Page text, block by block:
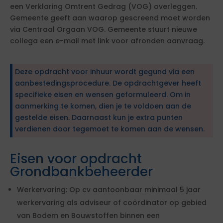
een Verklaring Omtrent Gedrag (VOG) overleggen.
Gemeente geeft aan waarop gescreend moet worden
via Centraal Orgaan VOG. Gemeente stuurt nieuwe
collega een e-mail met link voor afronden aanvraag.
Deze opdracht voor inhuur wordt gegund via een
aanbestedingsprocedure. De opdrachtgever heeft
specifieke eisen en wensen geformuleerd. Om in
aanmerking te komen, dien je te voldoen aan de
gestelde eisen. Daarnaast kun je extra punten
verdienen door tegemoet te komen aan de wensen.
Eisen voor opdracht
Grondbankbeheerder
Werkervaring: Op cv aantoonbaar minimaal 5 jaar
werkervaring als adviseur of coördinator op gebied
van Bodem en Bouwstoffen binnen een